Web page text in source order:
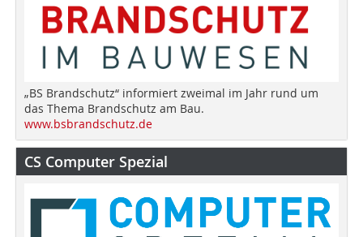
„BS Brandschutz“ informiert zweimal im Jahr rund um
das Thema Brandschutz am Bau.
www.bsbrandschutz.de
CS Computer Spezial